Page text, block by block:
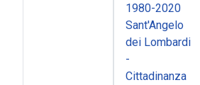
1980-2020
Sant'Angelo
dei Lombardi
-
Cittadinanza